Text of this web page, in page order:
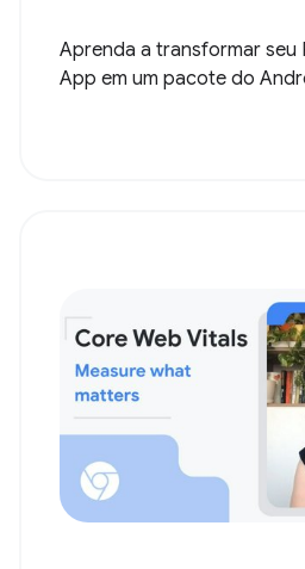
Aprenda a transformar seu
App em um pacote do